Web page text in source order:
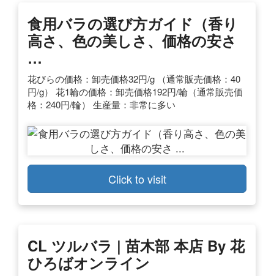
食用バラの選び方ガイド（香り
高さ、色の美しさ、価格の安さ
…
花びらの価格：卸売価格32円/g （通常販売価格：40
円/g） 花1輪の価格：卸売価格192円/輪（通常販売価
格：240円/輪） 生産量：非常に多い
Click to visit
CL ツルバラ | 苗木部 本店 By 花
ひろばオンライン